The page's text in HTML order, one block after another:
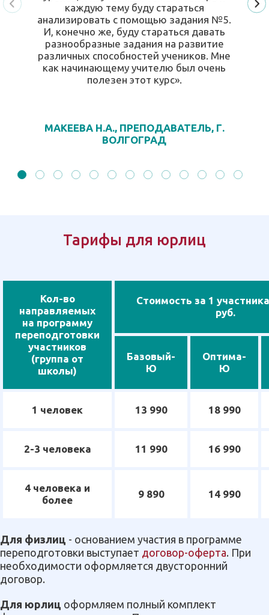
каждую тему буду стараться
анализировать с помощью задания №5.
И, конечно же, буду стараться давать
разнообразные задания на развитие
различных способностей учеников. Мне
как начинающему учителю был очень
полезен этот курс».
МАКЕЕВА Н.А., ПРЕПОДАВАТЕЛЬ, Г.
ВОЛГОГРАД
Тарифы для юрлиц
Кол-во
направляемых
на программу
переподготовки
участников
(группа от
школы)
Стоимость за 1
руб.
Базовый-
Ю
Оптима-
Ю
1 человек 13 990 18 990
2-3 человека 11 990 16 990
4 человека и
более
9 890 14 990
Для физлиц - основанием участия в программе
переподготовки выступает договор-оферта. При
необходимости оформляется двусторонний
договор.
Для юрлиц оформляем полный комплект